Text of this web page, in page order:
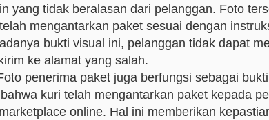
yang tidak beralasan dari pelanggan. Foto
mengantarkan paket sesuai dengan
bukti visual ini, pelanggan tidak dapat
ke alamat yang salah.
penerima paket juga berfungsi sebagai
kuri telah mengantarkan paket kepada
online. Hal ini memberikan